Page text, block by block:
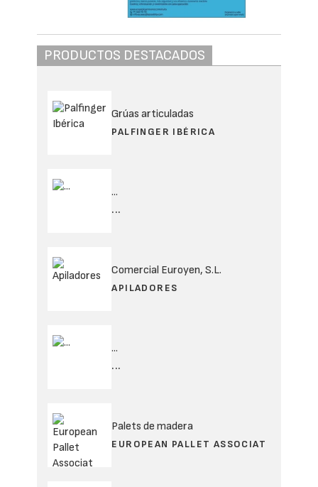
PRODUCTOS DESTACADOS
Grúas articuladas
PALFINGER IBÉRICA
...
...
Comercial Euroyen, S.L.
APILADORES
...
...
Palets de madera
EUROPEAN PALLET ASSOCIAT